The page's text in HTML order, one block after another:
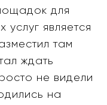
для
услуг является
там
ждать
не видели
на